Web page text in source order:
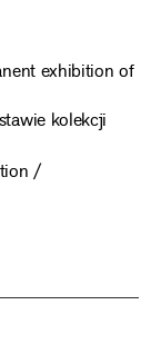
exhibition of
kolekcji
/